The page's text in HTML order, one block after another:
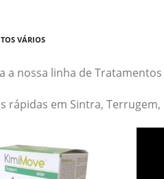
VÁRIOS
a nossa linha de
rápidas em Sintra, Terrugem,